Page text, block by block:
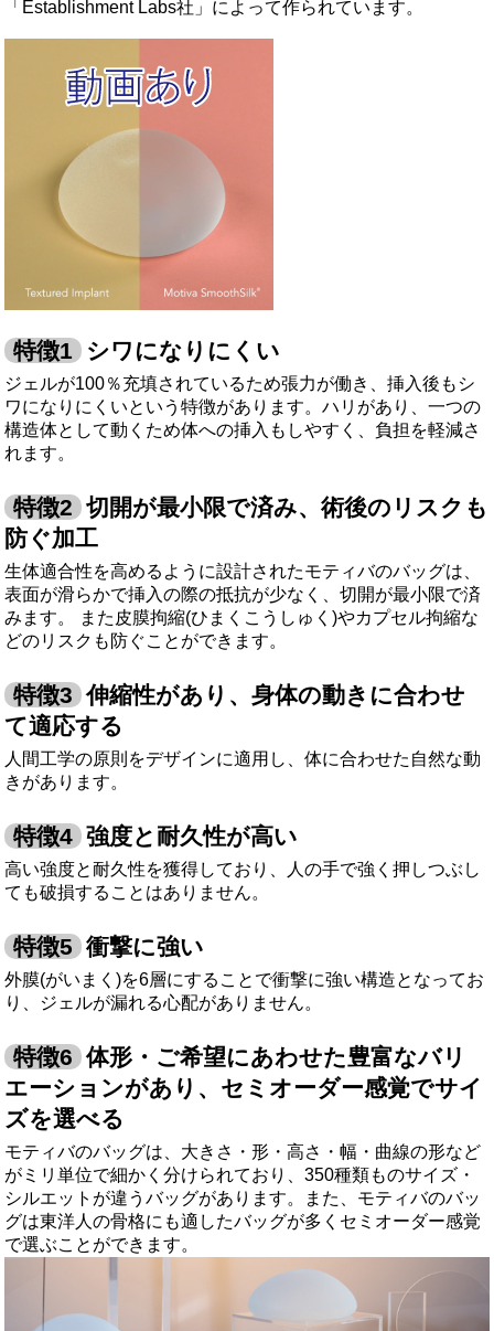
「Establishment Labs社」によって作られています。
シワになりにくい
ジェルが100％充填されているため張力が働き、挿入後もシ
ワになりにくいという特徴があります。ハリがあり、一つの
構造体として動くため体への挿入もしやすく、負担を軽減さ
れます。
切開が最小限で済み、術後のリスクも
防ぐ加工
生体適合性を高めるように設計されたモティバのバッグは、
表面が滑らかで挿入の際の抵抗が少なく、切開が最小限で済
みます。 また皮膜拘縮(ひまくこうしゅく)やカプセル拘縮な
どのリスクも防ぐことができます。
伸縮性があり、身体の動きに合わせ
て適応する
人間工学の原則をデザインに適用し、体に合わせた自然な動
きがあります。
強度と耐久性が高い
高い強度と耐久性を獲得しており、人の手で強く押しつぶし
ても破損することはありません。
衝撃に強い
外膜(がいまく)を6層にすることで衝撃に強い構造となってお
り、ジェルが漏れる心配がありません。
体形・ご希望にあわせた豊富なバリ
エーションがあり、セミオーダー感覚でサイ
ズを選べる
モティバのバッグは、大きさ・形・高さ・幅・曲線の形など
がミリ単位で細かく分けられており、350種類ものサイズ・
シルエットが違うバッグがあります。また、モティバのバッ
グは東洋人の骨格にも適したバッグが多くセミオーダー感覚
で選ぶことができます。